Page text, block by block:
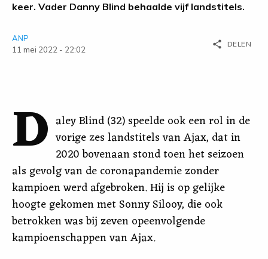
keer. Vader Danny Blind behaalde vijf landstitels.
ANP
11 mei 2022 - 22:02
share DELEN
D aley Blind (32) speelde ook een rol in de
vorige zes landstitels van Ajax, dat in
2020 bovenaan stond toen het seizoen
als gevolg van de coronapandemie zonder
kampioen werd afgebroken. Hij is op gelijke
hoogte gekomen met Sonny Silooy, die ook
betrokken was bij zeven opeenvolgende
kampioenschappen van Ajax.